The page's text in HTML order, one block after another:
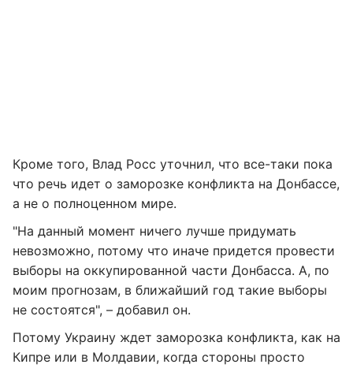
Кроме того, Влад Росс уточнил, что все-таки пока
что речь идет о заморозке конфликта на Донбассе,
а не о полноценном мире.
"На данный момент ничего лучше придумать
невозможно, потому что иначе придется провести
выборы на оккупированной части Донбасса. А, по
моим прогнозам, в ближайший год такие выборы
не состоятся", – добавил он.
Потому Украину ждет заморозка конфликта, как на
Кипре или в Молдавии, когда стороны просто